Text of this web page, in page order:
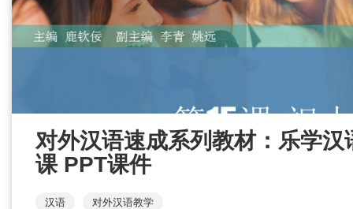
对外汉语速成系列教材：乐学
课 PPT课件
汉语 对外汉语教学